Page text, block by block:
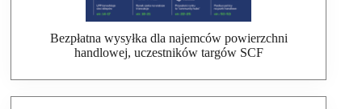
Bezpłatna wysyłka dla najemców powierzchni
handlowej, uczestników targów SCF